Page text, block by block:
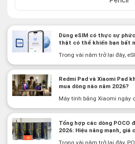
Dùng eSIM có thực sự
thật có thể khiến bạn bất
Trong vài năm trở lại đây,
Redmi Pad và Xiaomi Pad
mua dòng nào năm 2026?
Máy tính bảng Xiaomi ngày
Tổng hợp các dòng POCO
2026: Hiệu năng mạnh, giá
Trong vài năm trở lại đây,